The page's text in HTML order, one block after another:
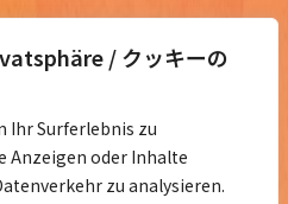
/ クッキーの
Ihr Surferlebnis zu
Anzeigen oder Inhalte
zu analysieren.
バー